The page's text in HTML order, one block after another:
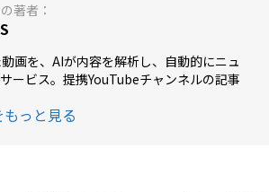
著者：
画を、AIが内容を解析し、自動的にニュ
ービス。提携YouTubeチャンネルの記事
もっと見る